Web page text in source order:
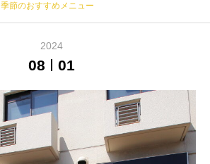
季節のおすすめメニュー
2024
08 01